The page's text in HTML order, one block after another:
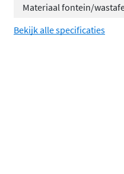
Materiaal fontein/
Bekijk alle specificaties